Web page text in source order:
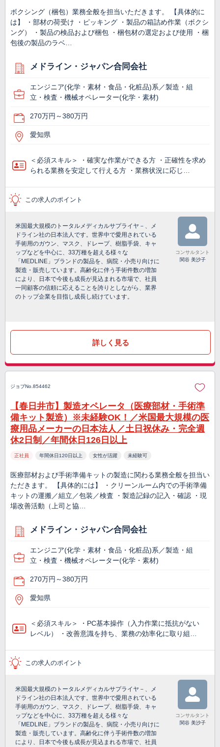
ボクシング（梱包）業務全般を担当いただきます。 【具体的に
は】 ・部材の荷受け ・ピッキング ・製品の箱詰め作業（ボクシ
ング） ・製品の検品および梱包 ・梱包材の選定および使用 ・梱
包後の製品のラベ…
メドライン・ジャパン合同会社
エンジニア(化学・素材・食品・化粧品)系／製造・組
立・検査・機械オペレーター(化学・素材)
270万円～380万円
愛知県
＜必須スキル＞ ・確実な作業ができる方 ・正確性を求め
られる業務を安定して行える方 ・業務状況に応じ…
この求人のポイント
米国最大規模のトータルメディカルサプライヤ－、メ
ドライン社の日本法人です。世界中で愛用されている
手術用のガウン、マスク、ドレープ、樹脂手袋、キャ
ップなどを中心に、33万種を超える様々な
「MEDLINE」ブランドの製品を、病院・小売り向けに
製造・販売しています。高齢化に伴う手術件数の増加
により、日本で今後も成長が見込まれる市場で、社員
一同顧客の信頼に応えることを誇りとしながら、業界
のトップ企業を目指し成長し続けています。
コンサルタント
関谷 美沙子
詳しく見る
ジョブNo.854462
【春日井市】製造オペレータ（医療部材・手術準
備キット製造）※未経験OK！／米国最大規模の医
療用品メーカーの日本法人／土日祝休み・完全週
休2日制／年間休日126日以上
正社員 年間休日120日以上 女性が活躍 未経験可
医療部材および手術準備キットの製造に関わる業務全般を担当い
ただきます。 【具体的には】 ・クリーンルーム内での手術準備
キットの運搬／組立／包装／検査 ・製造記録の記入・確認 ・現
場改善活動（上司と協…
メドライン・ジャパン合同会社
エンジニア(化学・素材・食品・化粧品)系／製造・組
立・検査・機械オペレーター(化学・素材)
270万円～380万円
愛知県
＜必須スキル＞ ・PC基本操作（入力作業に抵抗がない
レベル） ・改善意識を持ち、業務の効率化に取り組…
この求人のポイント
米国最大規模のトータルメディカルサプライヤ－、メ
ドライン社の日本法人です。世界中で愛用されている
手術用のガウン、マスク、ドレープ、樹脂手袋、キャ
ップなどを中心に、33万種を超える様々な
「MEDLINE」ブランドの製品を、病院・小売り向けに
製造・販売しています。高齢化に伴う手術件数の増加
により、日本で今後も成長が見込まれる市場で、社員
コンサルタント
関谷 美沙子